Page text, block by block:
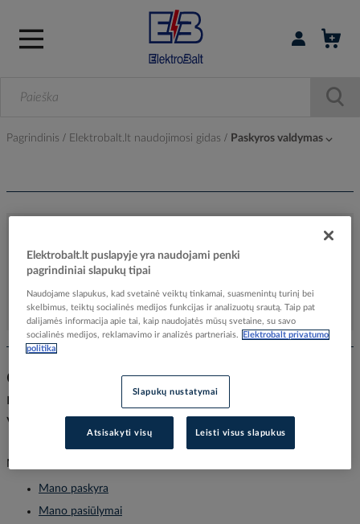
Prisijungti /
Pagrindinis Elektrobalt.lt naudojimosi gidas Paskyros valdymas ⌵
Mano paskyra
Čia rasite informaciją apie Jūsų paskyros
nustatymus bei infoamciją apie užsakymus,
važtaraščius.
Mano paskyros meniu:
Mano paskyra
Mano pasiūlymai
Elektrobalt.lt puslapyje yra naudojami penki
pagrindiniai slapukų tipai
Naudojame slapukus, kad svetainė veiktų tinkamai, suasmenintų turinį bei
skelbimus, teiktų socialinės medijos funkcijas ir analizuotų srautą. Taip pat
dalijamės informacija apie tai, kaip naudojatės mūsų svetaine, su savo
socialinės medijos, reklamavimo ir analizės partneriais.
Elektrobalt privatumo
politika
Slapukų nustatymai
Atsisakyti visų Leisti visus slapukus